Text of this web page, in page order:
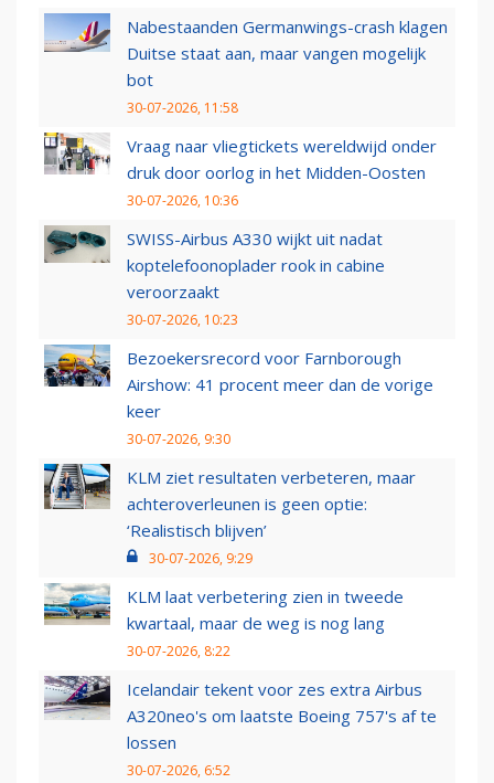
Nabestaanden Germanwings-crash klagen
Duitse staat aan, maar vangen mogelijk
bot
30-07-2026, 11:58
Vraag naar vliegtickets wereldwijd onder
druk door oorlog in het Midden-Oosten
30-07-2026, 10:36
SWISS-Airbus A330 wijkt uit nadat
koptelefoonoplader rook in cabine
veroorzaakt
30-07-2026, 10:23
Bezoekersrecord voor Farnborough
Airshow: 41 procent meer dan de vorige
keer
30-07-2026, 9:30
KLM ziet resultaten verbeteren, maar
achteroverleunen is geen optie:
‘Realistisch blijven’
30-07-2026, 9:29
KLM laat verbetering zien in tweede
kwartaal, maar de weg is nog lang
30-07-2026, 8:22
Icelandair tekent voor zes extra Airbus
A320neo's om laatste Boeing 757's af te
lossen
30-07-2026, 6:52